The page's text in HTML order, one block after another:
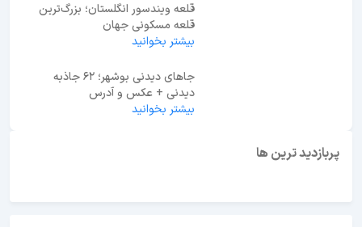
قلعه ویندسور انگلستان؛ بزرگ‌ترین
قلعه مسکونی جهان
بیشتر بخوانید
جاهای دیدنی بوشهر؛ 62 جاذبه
دیدنی + عکس و آدرس
بیشتر بخوانید
پربازدید ترین ها
امارات